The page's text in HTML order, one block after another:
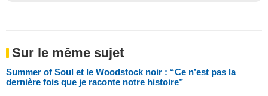
Sur le même sujet
Summer of Soul et le Woodstock noir : “Ce n’est pas la
dernière fois que je raconte notre histoire”